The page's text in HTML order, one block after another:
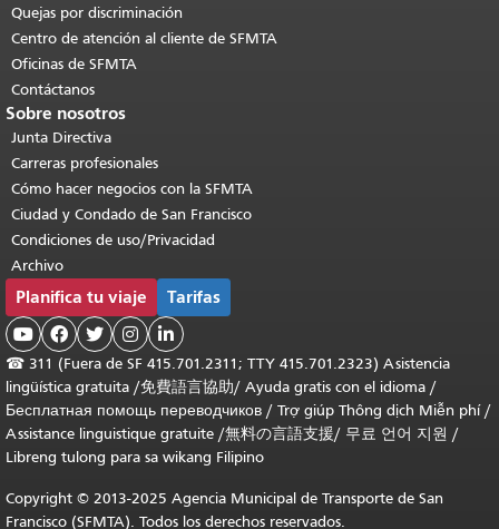
Quejas por discriminación
Centro de atención al cliente de SFMTA
Oficinas de SFMTA
Contáctanos
Sobre nosotros
Junta Directiva
Carreras profesionales
Cómo hacer negocios con la SFMTA
Ciudad y Condado de San Francisco
Condiciones de uso/Privacidad
Archivo
Planifica tu viaje Tarifas
    
☎ 311 (Fuera de SF 415.701.2311; TTY 415.701.2323) Asistencia
lingüística gratuita /免費語言協助/ Ayuda gratis con el idioma /
Бесплатная помощь переводчиков / Trợ giúp Thông dịch Miễn phí/
Assistance linguistique gratuite /無料の言語支援/ 무료 언어 지원 /
Libreng tulong para sa wikang Filipino
Copyright © 2013-2025 Agencia Municipal de Transporte de San
Francisco (SFMTA). Todos los derechos reservados.